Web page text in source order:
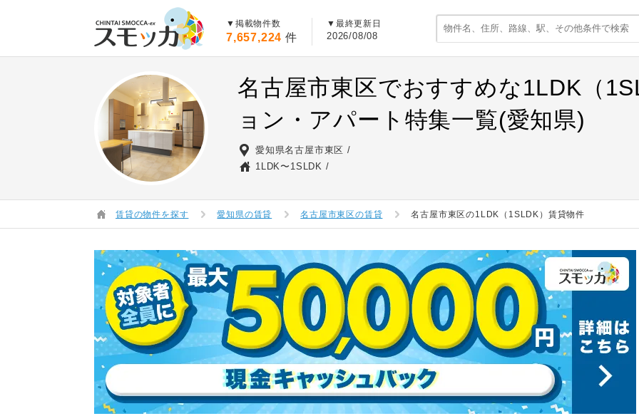
▼掲載物件数
7,657,224 件
▼最終更新日
2026/08/08
名古屋市東区でおすすめな1LDK（
ョン・アパート特集一覧(愛知県)
愛知県名古屋市東区
1LDK〜1SLDK
賃貸の物件を探す 愛知県の賃貸 名古屋市東区の賃貸 名古屋市東区の1LDK（1SLDK）賃貸物件